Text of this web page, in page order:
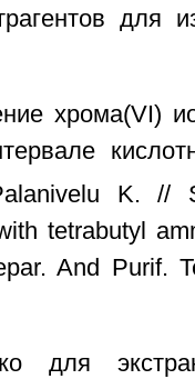
для
хрома(VI)
K. //
tetrabutyl
And
для